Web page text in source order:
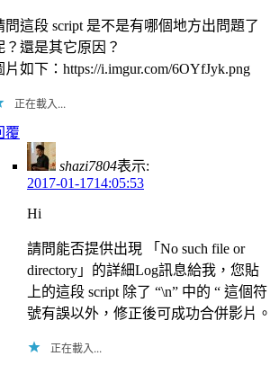
問這段 script 是不是有哪個地方出問題了
？還是其它原因？
片如下：https://i.imgur.com/6OYfJyk.png
正在載入...
覆
shazi7804表示:
2017-01-1714:05:53
Hi
請問能否提供出現 「No such file or
directory」的詳細Log訊息給我，您貼
上的這段 script 除了 “\n” 中的 “ 這個符
號有誤以外，修正後可成功合併影片。
正在載入...